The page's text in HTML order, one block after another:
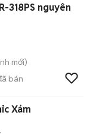
318PS nguyên
mới)
bán
Xám